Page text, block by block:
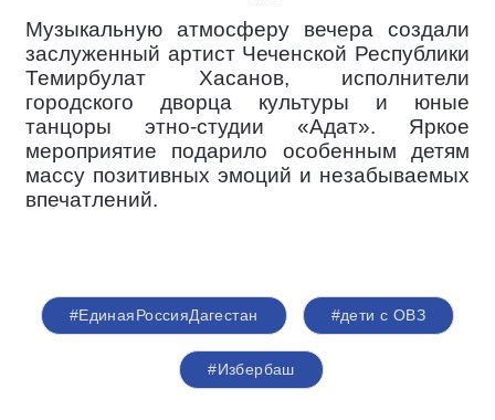
Музыкальную атмосферу вечера создали
заслуженный артист Чеченской Республики
Темирбулат Хасанов, исполнители
городского дворца культуры и юные
танцоры этно-студии «Адат». Яркое
мероприятие подарило особенным детям
массу позитивных эмоций и незабываемых
впечатлений.
#ЕдинаяРоссияДагестан #дети с ОВЗ
#Избербаш